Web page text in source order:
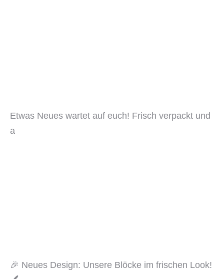
Etwas Neues wartet auf euch! Frisch verpackt und
a
🎉 Neues Design: Unsere Blöcke im frischen Look!